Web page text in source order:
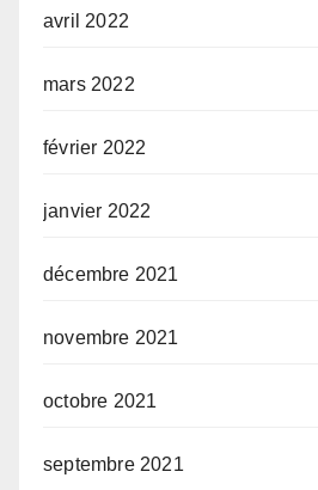
avril 2022
mars 2022
février 2022
janvier 2022
décembre 2021
novembre 2021
octobre 2021
septembre 2021